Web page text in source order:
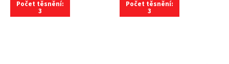
Počet těsnění:
3
Počet těsnění:
3